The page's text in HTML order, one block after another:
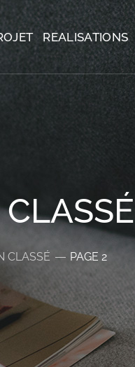
REALISATIONS
CLASSÉ PAGE 2